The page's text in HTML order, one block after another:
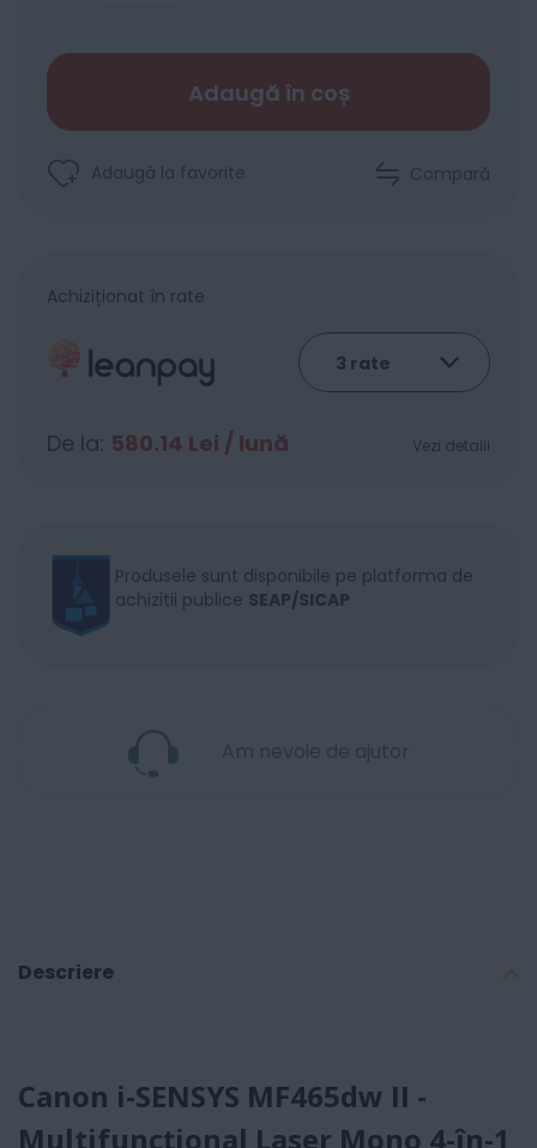
Adaugă în coș
Adaugă la favorite Compară
Achiziționat în rate
De la: 580.14 Lei / lună Vezi detalii
Produsele sunt disponibile pe platforma de
achizitii publice SEAP/SICAP
Am nevoie de ajutor
Descriere
Canon i-SENSYS MF465dw II -
Multifuncțional Laser Mono 4-în-1